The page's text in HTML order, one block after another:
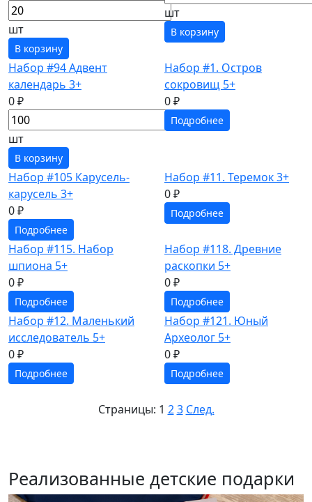
шт
В корзину
шт
В корзину
Набор #94 Адвент
календарь 3+
0 ₽
шт
В корзину
Набор #1. Остров
сокровищ 5+
0 ₽
Подробнее
Набор #105 Карусель-
карусель 3+
0 ₽
Подробнее
Набор #11. Теремок 3+
0 ₽
Подробнее
Набор #115. Набор
шпиона 5+
0 ₽
Подробнее
Набор #118. Древние
раскопки 5+
0 ₽
Подробнее
Набор #12. Маленький
исследователь 5+
0 ₽
Подробнее
Набор #121. Юный
Археолог 5+
0 ₽
Подробнее
Страницы: 1 2 3 След.
Реализованные детские подарки